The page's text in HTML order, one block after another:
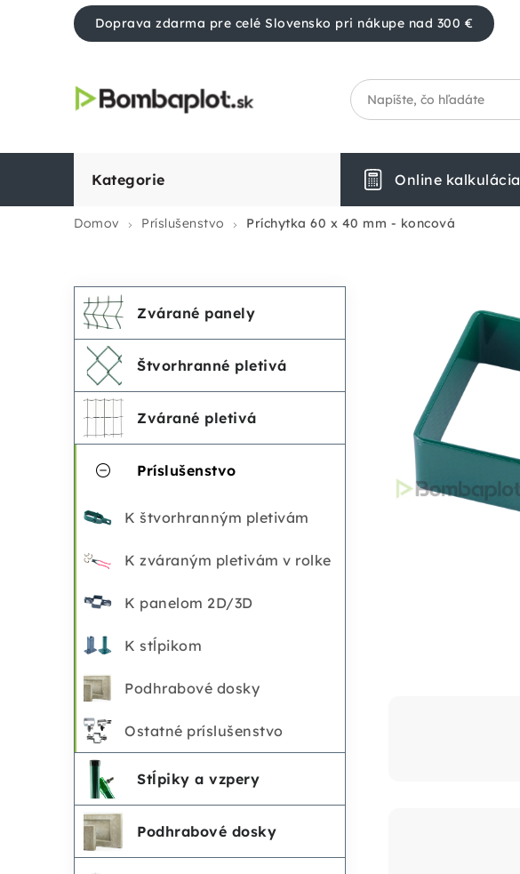
Doprava zdarma pre celé Slovensko pri nákupe nad 300 €
Kategorie Online kalkulácia
Domov Príslušenstvo Príchytka 60 x 40 mm - koncová
B
o
č
n
n
e
Preskočiť
kategórie
K
a
g
Zvárané panely
Štvorhranné pletivá
Zvárané pletivá
Príslušenstvo
K štvorhranným pletivám
K zváraným pletivám v rolke
K panelom 2D/3D
K stĺpikom
Podhrabové dosky
Ostatné príslušenstvo
Stĺpiky a vzpery
Podhrabové dosky